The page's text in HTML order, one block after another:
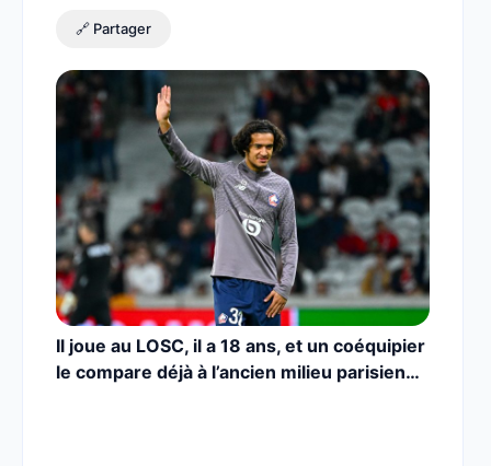
🔗 Partager
Il joue au LOSC, il a 18 ans, et un coéquipier
le compare déjà à l’ancien milieu parisien…